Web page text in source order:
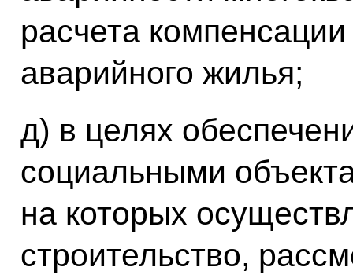
расчета
аварийного жилья;
д) в целях
социальными
на которых
строительство,